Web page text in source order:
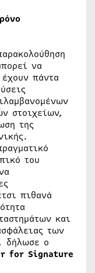
να
πάντα
στοιχείων,
της
του
πιθανά
και
των
δήλωσε ο
for Signature